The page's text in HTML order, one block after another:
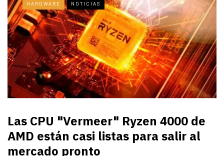
HARDWARE NOTICIAS
Las CPU "Vermeer" Ryzen 4000 de
AMD están casi listas para salir al
mercado pronto